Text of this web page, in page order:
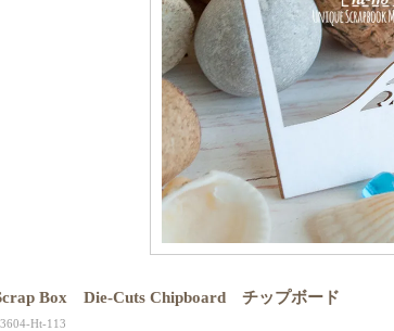
Box Die-Cuts Chipboard チップボード
Ht-113